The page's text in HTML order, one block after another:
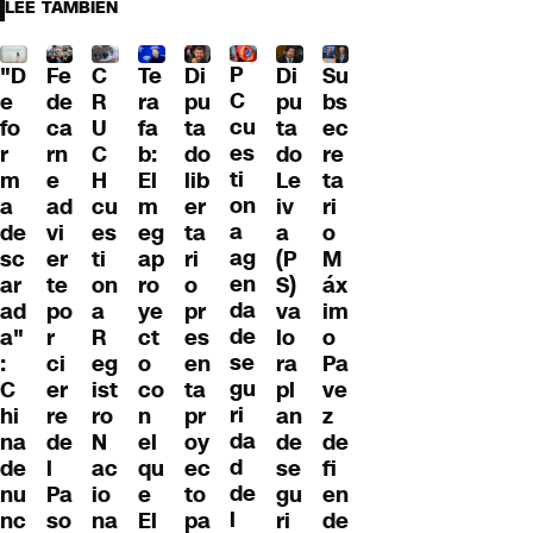
LEE TAMBIÉN
"D
e
fo
r
m
a
de
sc
ar
ad
a"
:
C
hi
na
de
nu
nc
Fe
de
ca
rn
e
ad
vi
er
te
po
r
ci
er
re
de
l
Pa
so
C
R
U
C
H
cu
es
ti
on
a
R
eg
ist
ro
N
ac
io
na
Te
ra
fa
b:
El
m
eg
ap
ro
ye
ct
o
co
n
el
qu
e
El
Di
pu
ta
do
lib
er
ta
ri
o
pr
es
en
ta
pr
oy
ec
to
pa
P
C
cu
es
ti
on
a
ag
en
da
de
se
gu
ri
da
d
de
l
Di
pu
ta
do
Le
iv
a
(P
S)
va
lo
ra
pl
an
de
se
gu
ri
Su
bs
ec
re
ta
ri
o
M
áx
im
o
Pa
ve
z
de
fi
en
de